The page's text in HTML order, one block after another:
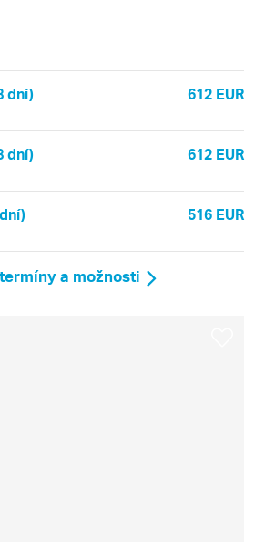
dní) 612 EUR
dní) 612 EUR
516 EUR
a možnosti